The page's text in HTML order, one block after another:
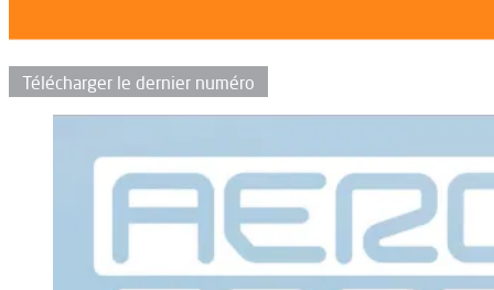
Télécharger le dernier numéro